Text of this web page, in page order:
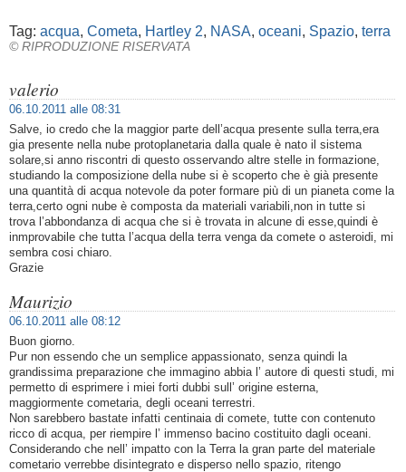
Tag: acqua, Cometa, Hartley 2, NASA, oceani, Spazio, terra
© RIPRODUZIONE RISERVATA
valerio
06.10.2011 alle 08:31
Salve, io credo che la maggior parte dell’acqua presente sulla terra,era
gia presente nella nube protoplanetaria dalla quale è nato il sistema
solare,si anno riscontri di questo osservando altre stelle in formazione,
studiando la composizione della nube si è scoperto che è già presente
una quantità di acqua notevole da poter formare più di un pianeta come la
terra,certo ogni nube è composta da materiali variabili,non in tutte si
trova l’abbondanza di acqua che si è trovata in alcune di esse,quindi è
inmprovabile che tutta l’acqua della terra venga da comete o asteroidi, mi
sembra cosi chiaro.
Grazie
Maurizio
06.10.2011 alle 08:12
Buon giorno.
Pur non essendo che un semplice appassionato, senza quindi la
grandissima preparazione che immagino abbia l’ autore di questi studi, mi
permetto di esprimere i miei forti dubbi sull’ origine esterna,
maggiormente cometaria, degli oceani terrestri.
Non sarebbero bastate infatti centinaia di comete, tutte con contenuto
ricco di acqua, per riempire l’ immenso bacino costituito dagli oceani.
Considerando che nell’ impatto con la Terra la gran parte del materiale
cometario verrebbe disintegrato e disperso nello spazio, ritengo